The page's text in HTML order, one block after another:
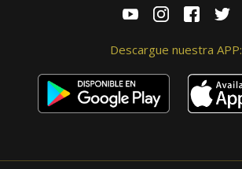
Descargue nuestra APP: